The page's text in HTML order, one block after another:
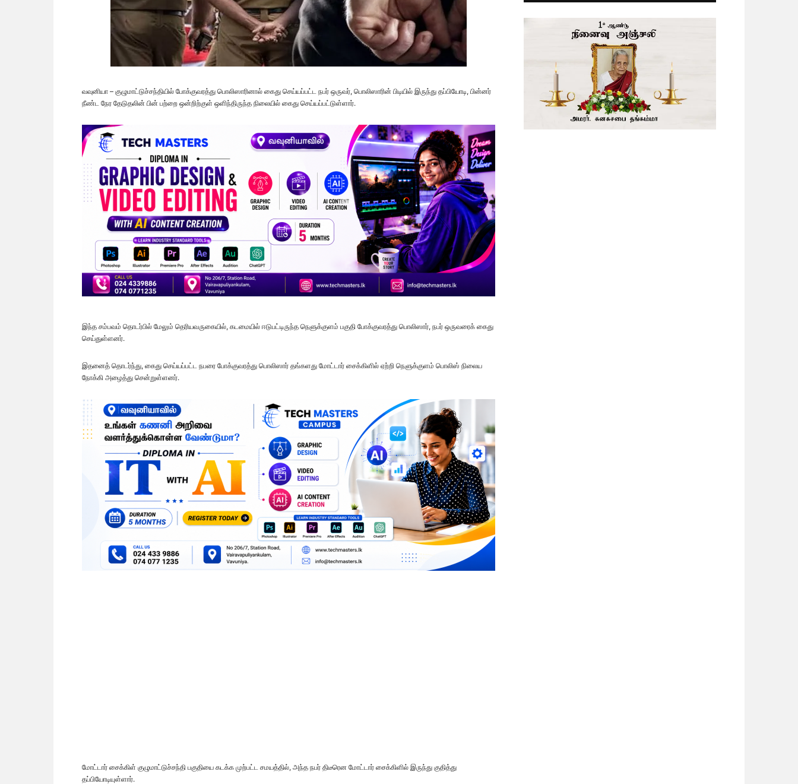
வவுனியா – குழுமாட்டுச்சந்தியில் போக்குவரத்து பொலிஸாரினால் கைது செய்யப்பட்ட நபர் ஒருவர், பொலிஸாரின் பிடியில் இருந்து தப்பியோடி, பின்னர்
நீண்ட நேர தேடுதலின் பின் பற்றை ஒன்றிற்குள் ஒளிந்திருந்த நிலையில் கைது செய்யப்பட்டுள்ளார்.
இந்த சம்பவம் தொடர்பில் மேலும் தெரியவருகையில், கடமையில் ஈடுபட்டிருந்த நெளுக்குளம் பகுதி போக்குவரத்து பொலிஸார், நபர் ஒருவரைக் கைது
செய்துள்ளனர்.
இதனைத் தொடர்ந்து, கைது செய்யப்பட்ட நபரை போக்குவரத்து பொலிஸார் தங்களது மோட்டார் சைக்கிளில் ஏற்றி நெளுக்குளம் பொலிஸ் நிலைய
நோக்கி அழைத்து சென்றுள்ளனர்.
மோட்டார் சைக்கிள் குழுமாட்டுச்சந்தி பகுதியை கடக்க முற்பட்ட சமயத்தில், அந்த நபர் திடீரென மோட்டார் சைக்கிளில் இருந்து குதித்து
தப்பியோடியுள்ளார்.